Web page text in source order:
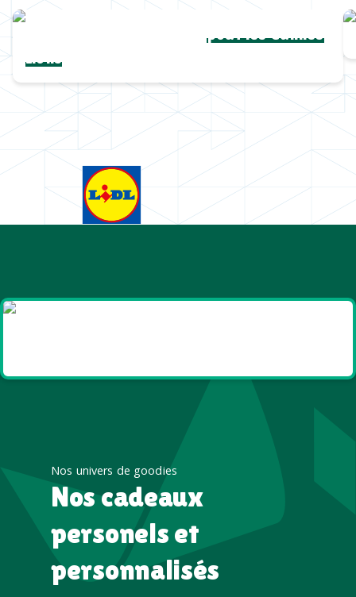
Une collection complètepour les Cannes
Lions
Nos univers de goodies
Nos cadeaux
personels et
personnalisés